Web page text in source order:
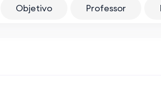
Objetivo Professor